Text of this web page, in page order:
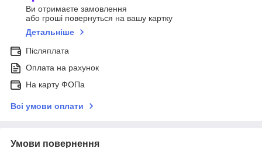
Ви отримаєте замовлення
або гроші повернуться на вашу картку
Детальніше
Післяплата
Оплата на рахунок
На карту ФОПа
Всі умови оплати
Умови повернення